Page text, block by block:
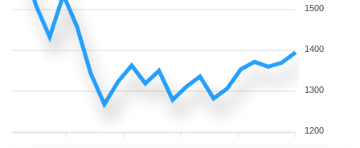
1500
1400
1300
1200